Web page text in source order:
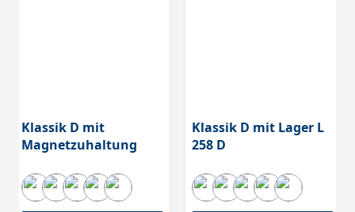
Klassik D mit
Magnetzuhaltung
Klassik D mit Lager L
258 D